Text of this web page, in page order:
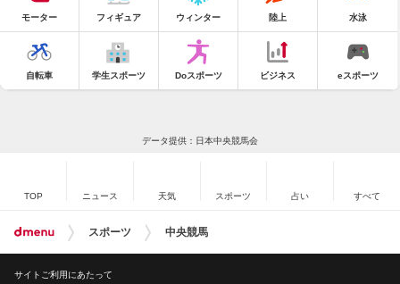
モーター フィギュア ウィンター 陸上 水泳
自転車 学生スポーツ Doスポーツ ビジネス eスポーツ
データ提供：日本中央競馬会
TOP ニュース 天気 スポーツ 占い すべて
スポーツ 中央競馬
サイトご利用にあたって